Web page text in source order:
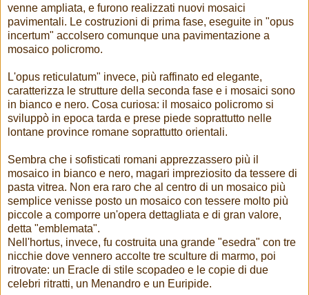
venne ampliata, e furono realizzati nuovi mosaici
pavimentali. Le costruzioni di prima fase, eseguite in "opus
incertum" accolsero comunque una pavimentazione a
mosaico policromo.
L'opus reticulatum" invece, più raffinato ed elegante,
caratterizza le strutture della seconda fase e i mosaici sono
in bianco e nero. Cosa curiosa: il mosaico policromo si
sviluppò in epoca tarda e prese piede soprattutto nelle
lontane province romane soprattutto orientali.
Sembra che i sofisticati romani apprezzassero più il
mosaico in bianco e nero, magari impreziosito da tessere di
pasta vitrea. Non era raro che al centro di un mosaico più
semplice venisse posto un mosaico con tessere molto più
piccole a comporre un'opera dettagliata e di gran valore,
detta "emblemata".
Nell'hortus, invece, fu costruita una grande "esedra" con tre
nicchie dove vennero accolte tre sculture di marmo, poi
ritrovate: un Eracle di stile scopadeo e le copie di due
celebri ritratti, un Menandro e un Euripide.